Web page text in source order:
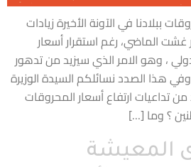
ببلادنا في الآونة الأخيرة زيادات
الماضي، رغم استقرار أسعار
، وهو الامر الذي سيزيد من تدهور
وفي هذا الصدد نسائلكم السيدة الوزيرة
تداعيات ارتفاع أسعار المحروقات
؟ وما […]
المعيشة